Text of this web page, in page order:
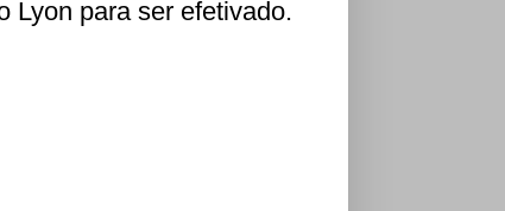
Lyon para ser efetivado.